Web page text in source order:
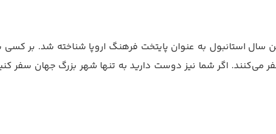
می‌کنند. اگر شما نیز دوست دارید به تنها شهر بزرگ جهان سفر